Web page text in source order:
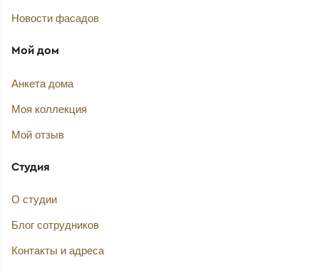
Новости фасадов
Мой дом
Анкета дома
Моя коллекция
Мой отзыв
Студия
О студии
Блог сотрудников
Контакты и адреса